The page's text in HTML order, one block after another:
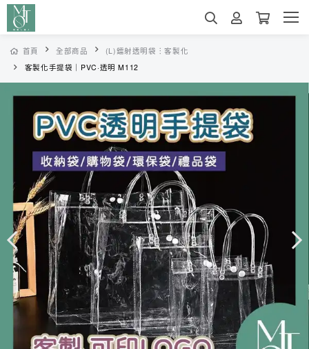
首頁 全部商品
(L)鐳射透明袋︙客製化
客製化手提袋｜PVC·透明 M112